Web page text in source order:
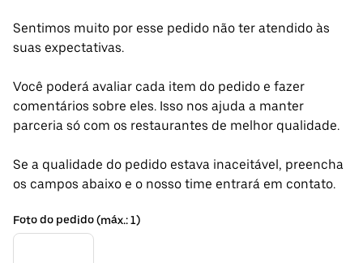
Sentimos muito por esse pedido não ter atendido às
suas expectativas.
Você poderá avaliar cada item do pedido e fazer
comentários sobre eles. Isso nos ajuda a manter
parceria só com os restaurantes de melhor qualidade.
Se a qualidade do pedido estava inaceitável, preencha
os campos abaixo e o nosso time entrará em contato.
Foto do pedido (máx.: 1)